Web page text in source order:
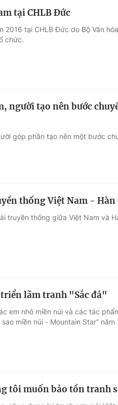
tại CHLB Đức
2016 tại CHLB Đức do Bộ Văn
chức.
người tạo nên bước
góp phần tạo nên một bước
thống Việt Nam - Hàn
truyền thống giữa Việt Nam và
triển lãm tranh "Sắc đá"
em nhỏ miền núi và các tác
miền núi - Mountain Star” năm
tôi muốn bảo tồn tranh